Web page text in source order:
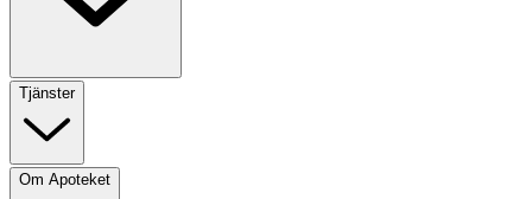
Tjänster
Om Apoteket